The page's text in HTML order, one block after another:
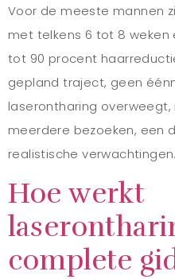
Voor de meeste mannen
met telkens 6 tot 8 weken
tot 90 procent
gepland traject, geen
laserontharing
meerdere bezoeken, een
realistische
Hoe werkt
complete